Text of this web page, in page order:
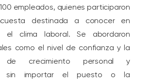
empleados, quienes participaron
destinada a conocer en
el clima laboral. Se abordaron
como el nivel de confianza y la
de crecimiento personal y
sin importar el puesto o la